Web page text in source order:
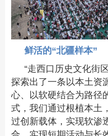
鲜活的“北疆样本”
“走西口历史文化街
探索出了一条以本土资
心、以软硬结合为路径
式 ， 我们通过根植本土
过创新载体，实现软渗